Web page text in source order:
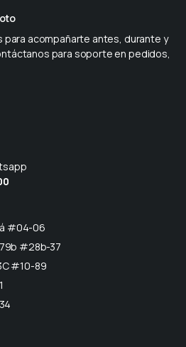
para acompañarte antes, durante y
para soporte en pedidos,
#04-06
#28b-37
#10-89